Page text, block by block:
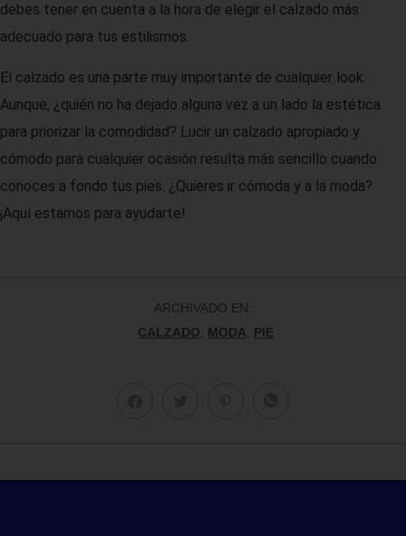
debes tener en cuenta a la hora de elegir el calzado más
adecuado para tus estilismos.
El calzado es una parte muy importante de cualquier look.
Aunque, ¿quién no ha dejado alguna vez a un lado la estética
para priorizar la comodidad? Lucir un calzado apropiado y
cómodo para cualquier ocasión resulta más sencillo cuando
conoces a fondo tus pies. ¿Quieres ir cómoda y a la moda?
¡Aquí estamos para ayudarte!
ARCHIVADO EN:
CALZADO, MODA, PIE